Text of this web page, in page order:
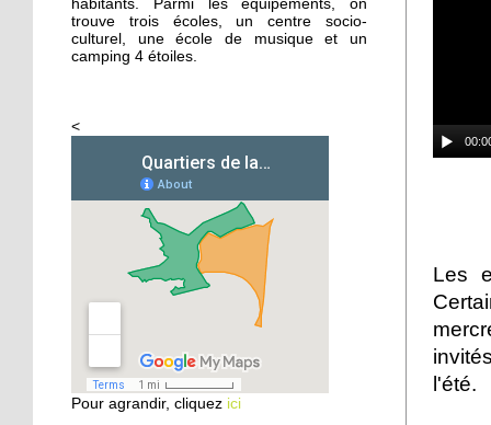
26 septembre 2014
Femmes de Paroles
Les filles chaussent leurs
crampons
24 septembre 2014
Vers une aide sociale plus
ciblée
24 septembre 2014
Les habitants
redécouvrent le Parc
naturel urbain
habitants. Parmi les équipements, on
trouve trois écoles, un centre socio-
culturel, une école de musique et un
camping 4 étoiles.
<
Pour agrandir, cliquez ici
Les
l'été.